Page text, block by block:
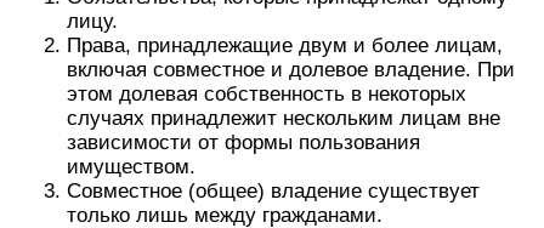
лицу.
Права, принадлежащие двум и более лицам,
включая совместное и долевое владение. При
этом долевая собственность в некоторых
случаях принадлежит нескольким лицам вне
зависимости от формы пользования
имуществом.
Совместное (общее) владение существует
только лишь между гражданами.